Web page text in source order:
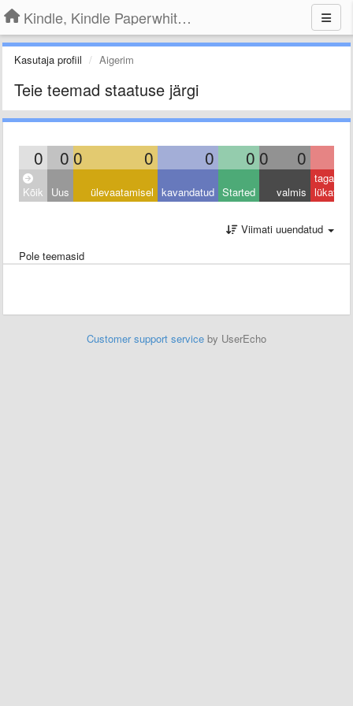
Kindle, Kindle Paperwhite, Kindle Voyage
Kasutaja profiil Aigerim
Teie teemad staatuse järgi
0 0 0 0 0 0 0 0
Kõik Uus ülevaatamisel kavandatud Started valmis
tagasi
lükatud
Viimati uuendatud
Pole teemasid
Customer support service by UserEcho